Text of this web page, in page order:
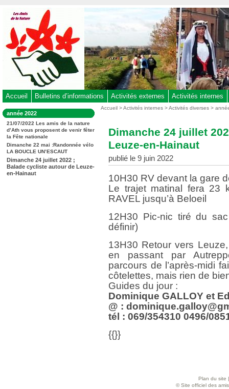
au
contenu
-
Aller
au
menu
-
à
la
recherche
Accueil Bulletins d’informations Activités externes Activités internes
Dans
la
rubrique
:
année 2022
21/07/2022 Les amis de la nature
d’Ath vous proposent de venir fêter
la Fête nationale
Dimanche 22 mai :Randonnée vélo
LA BOUCLE UN’ESCAUT
Dimanche 24 juillet 2022 ;
Balade cycliste autour de Leuze-
en-Hainaut
Vous
Accueil >Activités internes >Activités diverses >
Dimanche 24 juillet
Leuze-en-Hainaut
publié le 9 juin 2022
10H30 RV devant la gare
Le trajet matinal fera 23
RAVEL jusqu’à Beloeil
12H30 Pic-nic tiré du
définir)
13H30 Retour vers
en passant par
parcours de l’après-midi
côtelettes, mais rien de
Guides du jour :
Dominique GALLOY et
@ :
tél : 069/354310 0496/
{{}}
Plan du site
© Site officiel des